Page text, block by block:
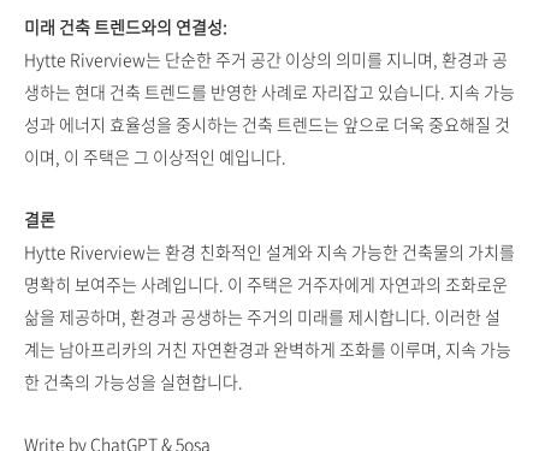
미래 건축 트렌드와의 연결성:
Hytte Riverview는 단순한 주거 공간 이상의 의미를 지니며, 환경과 공
생하는 현대 건축 트렌드를 반영한 사례로 자리잡고 있습니다. 지속 가능
성과 에너지 효율성을 중시하는 건축 트렌드는 앞으로 더욱 중요해질 것
이며, 이 주택은 그 이상적인 예입니다.
결론
Hytte Riverview는 환경 친화적인 설계와 지속 가능한 건축물의 가치를
명확히 보여주는 사례입니다. 이 주택은 거주자에게 자연과의 조화로운
삶을 제공하며, 환경과 공생하는 주거의 미래를 제시합니다. 이러한 설
계는 남아프리카의 거친 자연환경과 완벽하게 조화를 이루며, 지속 가능
한 건축의 가능성을 실현합니다.
Write by ChatGPT & 5osa